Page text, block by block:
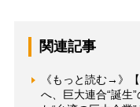
関連記事
《もっと読む→》
へ、巨大連合“誕